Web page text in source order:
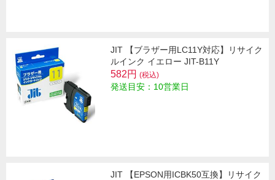
JIT 【ブラザー用LC11Y対応】リサイク
ルインク イエロー JIT-B11Y
582円 (税込)
発送目安：10営業日
JIT 【EPSON用ICBK50互換】リサイク